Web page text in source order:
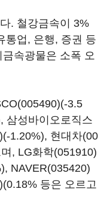
. 철강금속이 3%
통업, 은행, 증권 등
속광물은 소폭 오
(-3.5
삼성바이오로직스
(-1.20%), 현대차(00
, LG화학(051910)
NAVER(035420)
(0.18% 등은 오르고